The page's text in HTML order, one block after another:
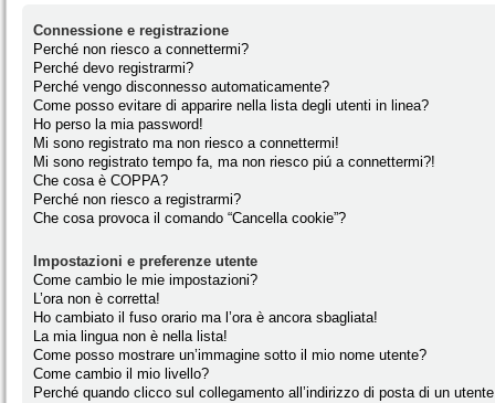
Connessione e registrazione
Perché non riesco a connettermi?
Perché devo registrarmi?
Perché vengo disconnesso automaticamente?
Come posso evitare di apparire nella lista degli utenti in linea?
Ho perso la mia password!
Mi sono registrato ma non riesco a connettermi!
Mi sono registrato tempo fa, ma non riesco piú a connettermi?!
Che cosa è COPPA?
Perché non riesco a registrarmi?
Che cosa provoca il comando “Cancella cookie”?
Impostazioni e preferenze utente
Come cambio le mie impostazioni?
L’ora non è corretta!
Ho cambiato il fuso orario ma l’ora è ancora sbagliata!
La mia lingua non è nella lista!
Come posso mostrare un’immagine sotto il mio nome utente?
Come cambio il mio livello?
Perché quando clicco sul collegamento all’indirizzo di posta di un